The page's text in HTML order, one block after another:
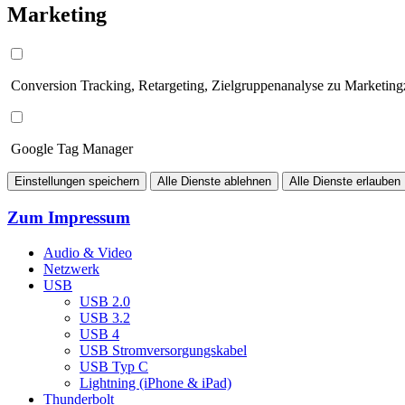
Marketing
Conversion Tracking, Retargeting, Zielgruppenanalyse zu
Google Tag Manager
Einstellungen speichern Alle Dienste ablehnen Alle Dienste erlauben
Zum Impressum
Audio & Video
Netzwerk
USB
USB 2.0
USB 3.2
USB 4
USB Stromversorgungskabel
USB Typ C
Lightning (iPhone & iPad)
Thunderbolt